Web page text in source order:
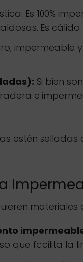
Es 100%
Es
impermeable
Si bien
e
estén
que facilita la